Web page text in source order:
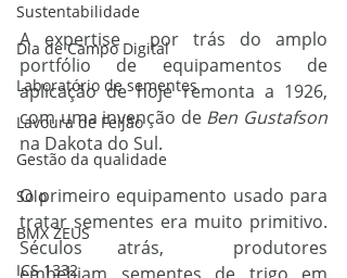
Sustentabilidade
Dia de Campo Digital
Laboratório de sementes
Lavoura de Feijão
Gestão da qualidade
Solo
BMX ZEUS
ICS 1332
A expertise  por trás do amplo
portfólio de equipamentos de
aplicação de hoje remonta a 1926,
com uma invenção de Ben Gustafson
na Dakota do Sul.
O primeiro equipamento usado para
tratar sementes era muito primitivo.
Séculos atrás,  produtores